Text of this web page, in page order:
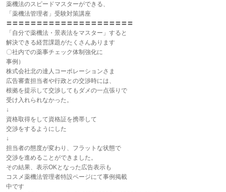
薬機法のスピードマスターができる、
「薬機法管理者」受験対策講座
〓〓〓〓〓〓〓〓〓〓〓〓〓〓〓〓〓〓〓〓〓
「自分で薬機法・景表法をマスター」すると
解決できる経営課題がたくさんあります
〇社内での薬事チェック体制強化に
事例）
株式会社北の達人コーポレーションさま
広告審査担当者や行政との交渉時には、
根拠を提示して交渉してもダメの一点張りで
受け入れられなかった。
↓
資格取得をして資格証を携帯して
交渉をするようにした
↓
担当者の態度が変わり、フラットな状態で
交渉を進めることができました。
その結果、表示OKとなった広告表示も
コスメ薬機法管理者特設ページにて事例掲載
中です